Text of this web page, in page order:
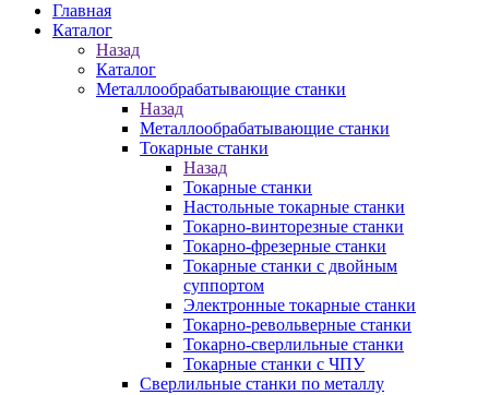
Главная
Каталог
Назад
Каталог
Металлообрабатывающие станки
Назад
Металлообрабатывающие станки
Токарные станки
Назад
Токарные станки
Настольные токарные станки
Токарно-винторезные станки
Токарно-фрезерные станки
Токарные станки с двойным
суппортом
Электронные токарные станки
Токарно-револьверные станки
Токарно-сверлильные станки
Токарные станки с ЧПУ
Сверлильные станки по металлу